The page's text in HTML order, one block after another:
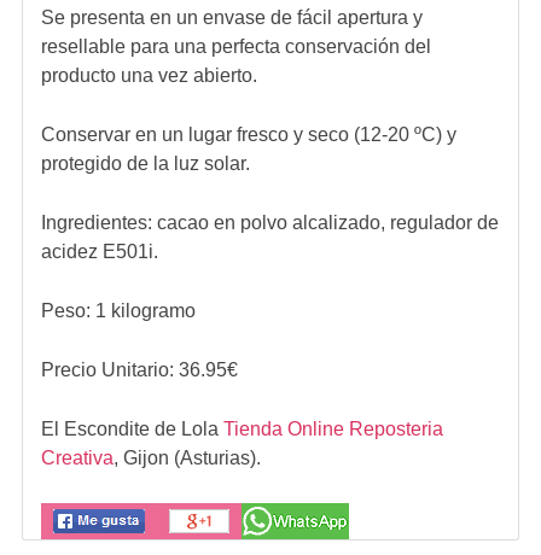
Se presenta en un envase de fácil apertura y
resellable para una perfecta conservación del
producto una vez abierto.
Conservar en un lugar fresco y seco (12-20 ºC) y
protegido de la luz solar.
Ingredientes: cacao en polvo alcalizado, regulador de
acidez E501i.
Peso: 1 kilogramo
Precio Unitario: 36.95€
El Escondite de Lola Tienda Online Reposteria
Creativa, Gijon (Asturias).